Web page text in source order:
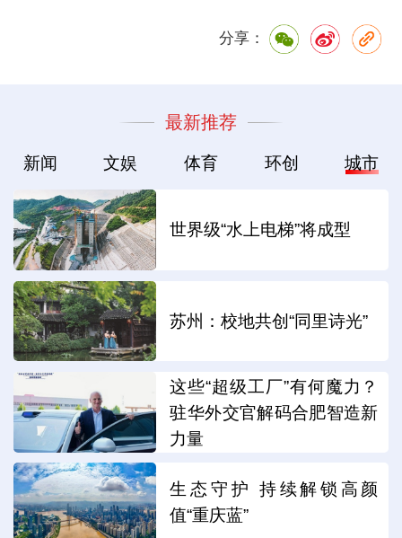
分享：
最新推荐
新闻 文娱 体育 环创 城市
世界级“水上电梯”将成型
苏州：校地共创“同里诗光”
这些“超级工厂”有何魔力？
驻华外交官解码合肥智造新
力量
生态守护 持续解锁高颜
值“重庆蓝”